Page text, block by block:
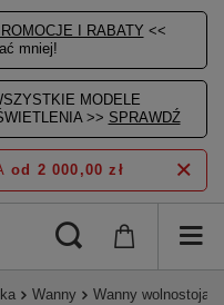
I RABATY <<
mniej!
MODELE
>> SPRAWDŹ
od 2 000,00 zł
Wanny Wanny